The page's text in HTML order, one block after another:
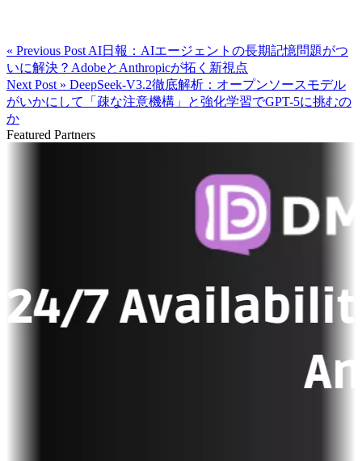
« Previous Post AI日報：AIエージェントの長期記憶問題がつ
いに解決？AdobeとAnthropicが拓く新視点
Next Post » DeepSeek-V3.2徹底解析：オープンソースモデル
がいかにして「疎な注意機構」と強化学習でGPT-5に挑むの
か
Featured Partners